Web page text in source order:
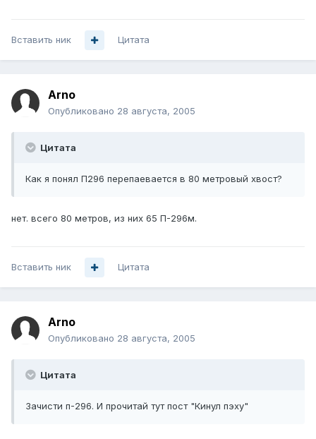
Вставить ник Цитата
Arno
Опубликовано 28 августа, 2005
Цитата
Как я понял П296 перепаевается в 80 метровый хвост?
нет. всего 80 метров, из них 65 П-296м.
Вставить ник Цитата
Arno
Опубликовано 28 августа, 2005
Цитата
Зачисти п-296. И прочитай тут пост "Кинул пэху"